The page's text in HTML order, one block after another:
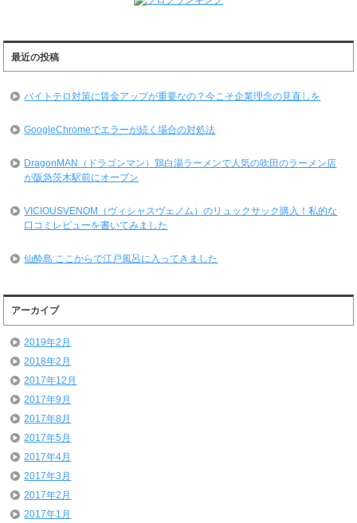
最近の投稿
バイトテロ対策に賃金アップが重要なの？今こそ企業理念の見直しを
GoogleChromeでエラーが続く場合の対処法
DragonMAN（ドラゴンマン）鶏白湯ラーメンで人気の吹田のラーメン店
が阪急茨木駅前にオープン
VICIOUSVENOM（ヴィシャスヴェノム）のリュックサック購入！私的な
口コミレビューを書いてみました
仙酔島 ここからで江戸風呂に入ってきました
アーカイブ
2019年2月
2018年2月
2017年12月
2017年9月
2017年8月
2017年5月
2017年4月
2017年3月
2017年2月
2017年1月